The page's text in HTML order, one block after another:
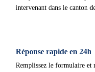
intervenant dans le canton
Réponse rapide en 24h
Remplissez le formulaire et